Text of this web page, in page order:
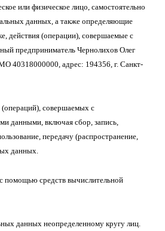
или физическое лицо, самостоятельно
данных, а также определяющие
действия (операции), совершаемые с
предприниматель Чернолихов Олег
адрес: 194356, г. Санкт-
совершаемых с
данными, включая сбор, запись,
передачу (распространение,
данных.
помощью средств вычислительной
данных неопределенному кругу лиц.